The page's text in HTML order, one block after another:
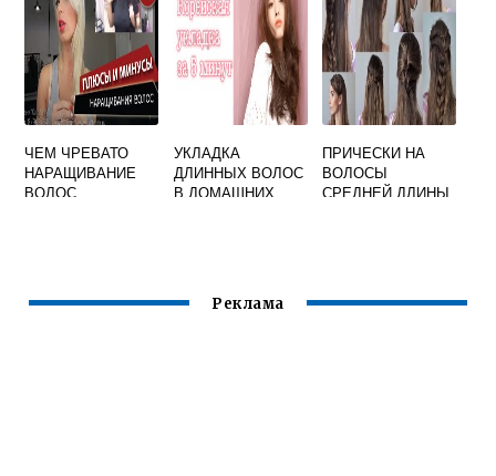
ЧЕМ ЧРЕВАТО
НАРАЩИВАНИЕ
ВОЛОС
УКЛАДКА
ДЛИННЫХ ВОЛОС
В ДОМАШНИХ
ПРИЧЕСКИ НА
ВОЛОСЫ
СРЕДНЕЙ ДЛИНЫ
Реклама